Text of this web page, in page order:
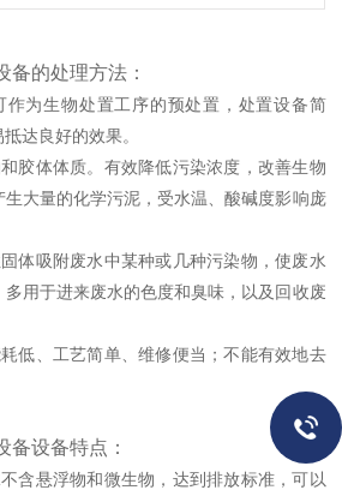
备的处理方法：
作为生物处置工序的预处置，处置设备简
达良好的效果。
胶体体质。有效降低污染浓度，改善生物
大量的化学污泥，受水温、酸碱度影响庞
体吸附废水中某种或几种污染物，使废水
用于进来废水的色度和臭味，以及回收废
低、工艺简单、维修便当；不能有效地去
备设备特点：
含悬浮物和微生物，达到排放标准，可以